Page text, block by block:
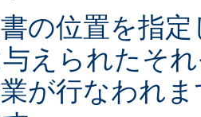
の位置を指
えられたそ
が行なわれ